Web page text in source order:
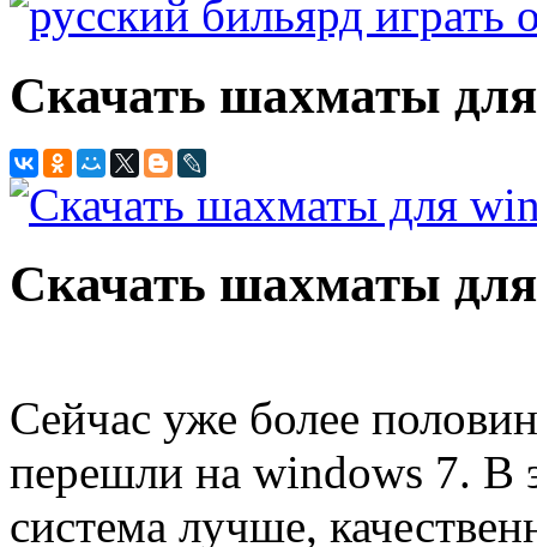
Скачать шахматы
Скачать шахматы
Сейчас уже более
перешли на windows 7. В
система лучше,